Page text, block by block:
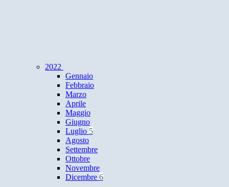
2022
Gennaio
Febbraio
Marzo
Aprile
Maggio
Giugno
Luglio 5
Agosto
Settembre
Ottobre
Novembre
Dicembre 6